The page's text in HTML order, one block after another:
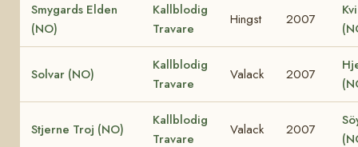
Smygards Elden
(NO)
Kallblodig
Travare
Hingst 2007
Solvar (NO)
Kallblodig
Travare
Valack 2007
Stjerne Troj (NO)
Kallblodig
Travare
Valack 2007